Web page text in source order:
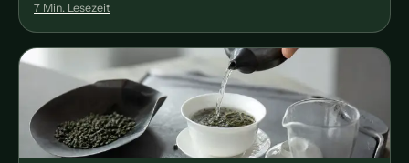
7 Min. Lesezeit